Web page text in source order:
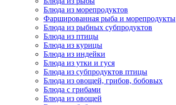
Блюда из морепродуктов
Фаршированная рыба и морепродукты
Блюда из рыбных субпродуктов
Блюда из птицы
Блюда из курицы
Блюда из индейки
Блюда из утки и гуся
Блюда из субпродуктов птицы
Блюда из овощей, грибов, бобовых
Блюда с грибами
Блюда из овощей